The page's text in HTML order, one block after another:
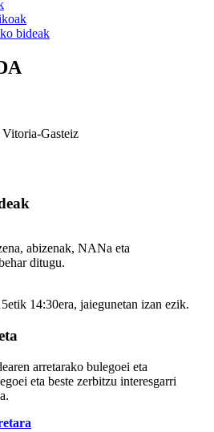
bideak
Gasteiz
abizenak, NANa eta
ditugu.
14:30era, jaiegunetan izan ezik.
arretarako bulegoei eta
eta beste zerbitzu interesgarri